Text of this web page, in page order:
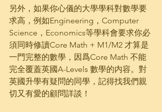
另外，如果你心儀的大學學科對數學要
求高，例如Engineering，Computer
Science，Economics等學科會要求你必
須同時修讀Core Math + M1/M2 才算是
一門完整的數學，因爲Core Math 不能
完全覆蓋英國A-Levels 數學的内容。對
英國升學有疑問的同學，記得找我們親
切又有愛的顧問詳談！